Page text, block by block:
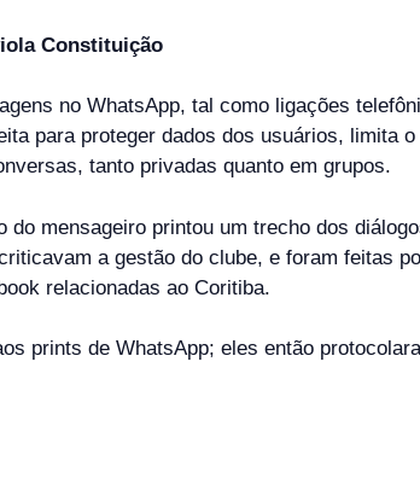
Constituição
no WhatsApp, tal como ligações
para proteger dados dos usuários, limita
tanto privadas quanto em grupos.
mensageiro printou um trecho dos
a gestão do clube, e foram feitas
relacionadas ao Coritiba.
prints de WhatsApp; eles então